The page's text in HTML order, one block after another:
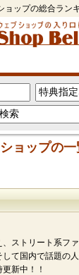
ョップの総合ラン
ョップの一
ストリート系フ
て国内で話題の
新中！！